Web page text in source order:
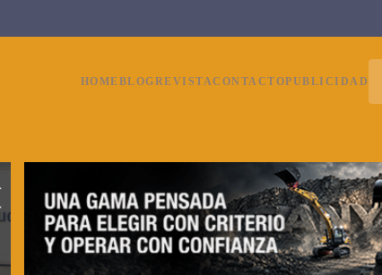
HOMEBLOGREVISTACONTACTOPUBLICIDAD